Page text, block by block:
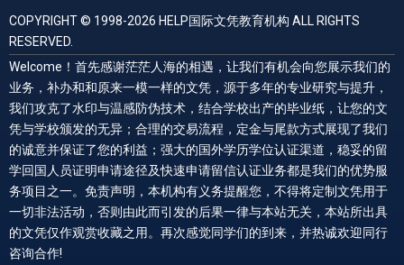
COPYRIGHT © 1998-2026 HELP国际文凭教育机构 ALL RIGHTS
RESERVED.
Welcome！首先感谢茫茫人海的相遇，让我们有机会向您展示我们的
业务，补办和和原来一模一样的文凭，源于多年的专业研究与提升，
我们攻克了水印与温感防伪技术，结合学校出产的毕业纸，让您的文
凭与学校颁发的无异；合理的交易流程，定金与尾款方式展现了我们
的诚意并保证了您的利益；强大的国外学历学位认证渠道，稳妥的留
学回国人员证明申请途径及快速申请留信认证业务都是我们的优势服
务项目之一。免责声明，本机构有义务提醒您，不得将定制文凭用于
一切非法活动，否则由此而引发的后果一律与本站无关，本站所出具
的文凭仅作观赏收藏之用。再次感觉同学们的到来，并热诚欢迎同行
咨询合作!